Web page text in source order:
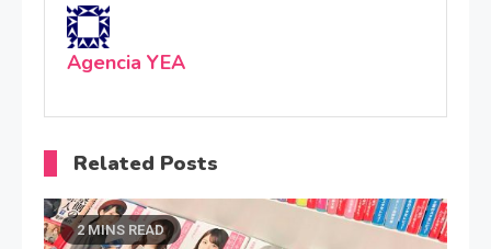
Agencia YEA
Related Posts
2 MINS READ